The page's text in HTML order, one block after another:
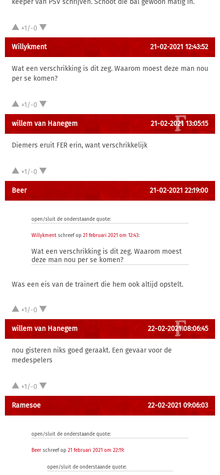
keeper van PSV schrijven. Schoot die bal gewoon matig in.
+1/-0
Willykment 21-02-2021 12:43:52
Wat een verschrikking is dit zeg. Waarom moest deze man nou
per se komen?
+1/-0
willem van Hanegem 21-02-2021 13:05:15
Diemers eruit FER erin, want verschrikkelijk
+1/-0
Beer 21-02-2021 22:19:00
open/sluit de onderstaande quote:
Willykment schreef op 21 februari 2021 om 12:43:
Wat een verschrikking is dit zeg. Waarom moest
deze man nou per se komen?
Was een eis van de trainert die hem ook altijd opstelt.
+1/-0
willem van Hanegem 22-02-2021 08:06:45
nou gisteren niks goed geraakt. Een gevaar voor de
medespelers
+1/-0
Ramesoe 22-02-2021 09:06:03
open/sluit de onderstaande quote:
Beer schreef op 21 februari 2021 om 22:19:
open/sluit de onderstaande quote: